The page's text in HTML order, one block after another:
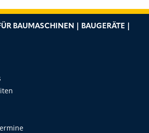
BAUMASCHINEN | BAUGERÄTE |